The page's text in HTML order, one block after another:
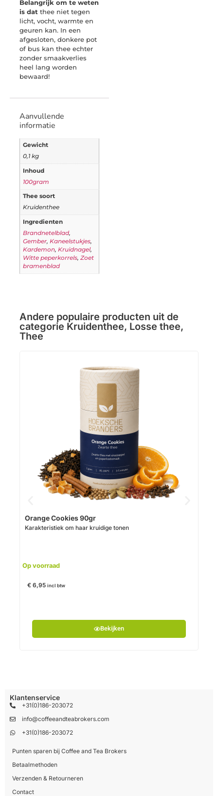
Belangrijk om te weten
is dat thee niet tegen
licht, vocht, warmte en
geuren kan. In een
afgesloten, donkere pot
of bus kan thee echter
zonder smaakverlies
heel lang worden
bewaard!
Aanvullende
informatie
Gewicht
0,1 kg
Inhoud
100gram
Thee soort
Kruidenthee
Ingredienten
Brandnetelblad,
Gember, Kaneelstukjes,
Kardemon, Kruidnagel,
Witte peperkorrels, Zoet
bramenblad
Andere populaire producten uit de
categorie Kruidenthee, Losse thee,
Thee
Orange Cookies 90gr
Karakteristiek om haar kruidige tonen
Op voorraad
€ 6,95 incl btw
Bekijken
Klantenservice
+31(0)186-203072
info@coffeeandteabrokers.com
+31(0)186-203072
Punten sparen bij Coffee and Tea Brokers
Betaalmethoden
Verzenden & Retourneren
Contact